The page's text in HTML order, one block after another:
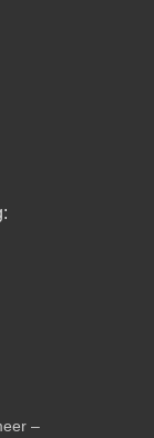
–